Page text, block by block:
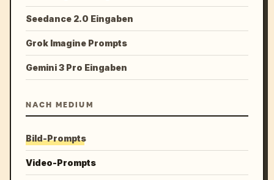
Seedance 2.0 Eingaben
Grok Imagine Prompts
Gemini 3 Pro Eingaben
NACH MEDIUM
Bild-Prompts
Video-Prompts